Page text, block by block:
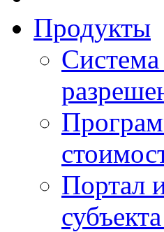
Продукты
Портал